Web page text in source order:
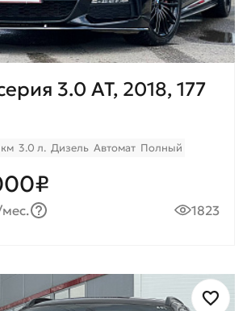
3.0 AT, 2018, 177
3.0 л. Дизель Автомат Полный
1823